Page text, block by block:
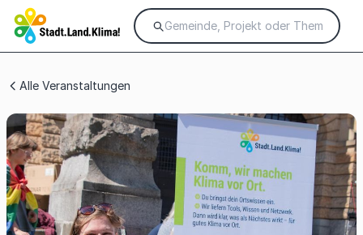
Alle Veranstaltungen